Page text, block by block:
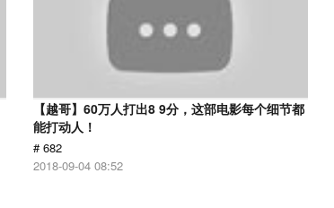
【越哥】60万人打出8 9分，这部电影每个细节都
能打动人！
# 682
2018-09-04 08:52